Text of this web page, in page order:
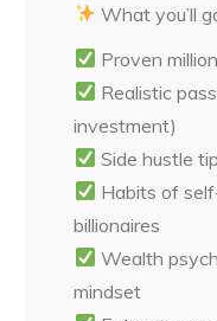
What you’ll
Proven
Realistic
investment)
Side hustle
Habits of
billionaires
Wealth
mindset